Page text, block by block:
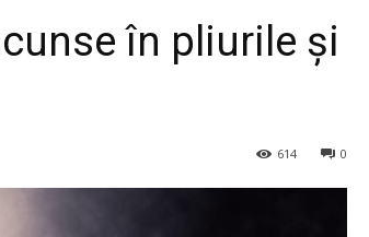
în pliurile și
0
614